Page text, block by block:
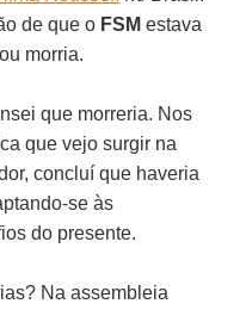
de que o FSM estava
morria.
que morreria. Nos
que vejo surgir na
concluí que haveria
se às
do presente.
Na assembleia